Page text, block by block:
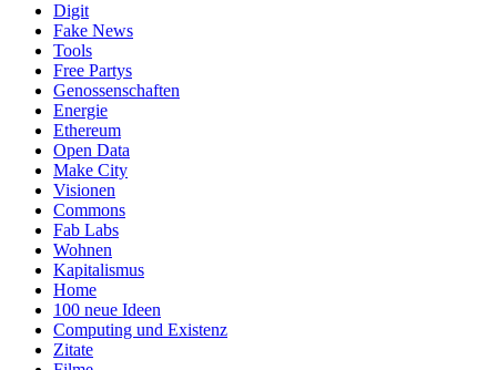
Digit
Fake News
Tools
Free Partys
Genossenschaften
Energie
Ethereum
Open Data
Make City
Visionen
Commons
Fab Labs
Wohnen
Kapitalismus
Home
100 neue Ideen
Computing und Existenz
Zitate